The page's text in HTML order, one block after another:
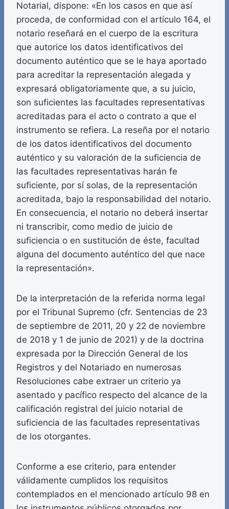
Notarial, dispone: «En los casos en que así
proceda, de conformidad con el artículo 164, el
notario reseñará en el cuerpo de la escritura
que autorice los datos identificativos del
documento auténtico que se le haya aportado
para acreditar la representación alegada y
expresará obligatoriamente que, a su juicio,
son suficientes las facultades representativas
acreditadas para el acto o contrato a que el
instrumento se refiera. La reseña por el notario
de los datos identificativos del documento
auténtico y su valoración de la suficiencia de
las facultades representativas harán fe
suficiente, por sí solas, de la representación
acreditada, bajo la responsabilidad del notario.
En consecuencia, el notario no deberá insertar
ni transcribir, como medio de juicio de
suficiencia o en sustitución de éste, facultad
alguna del documento auténtico del que nace
la representación».
De la interpretación de la referida norma legal
por el Tribunal Supremo (cfr. Sentencias de 23
de septiembre de 2011, 20 y 22 de noviembre
de 2018 y 1 de junio de 2021) y de la doctrina
expresada por la Dirección General de los
Registros y del Notariado en numerosas
Resoluciones cabe extraer un criterio ya
asentado y pacífico respecto del alcance de la
calificación registral del juicio notarial de
suficiencia de las facultades representativas
de los otorgantes.
Conforme a ese criterio, para entender
válidamente cumplidos los requisitos
contemplados en el mencionado artículo 98 en